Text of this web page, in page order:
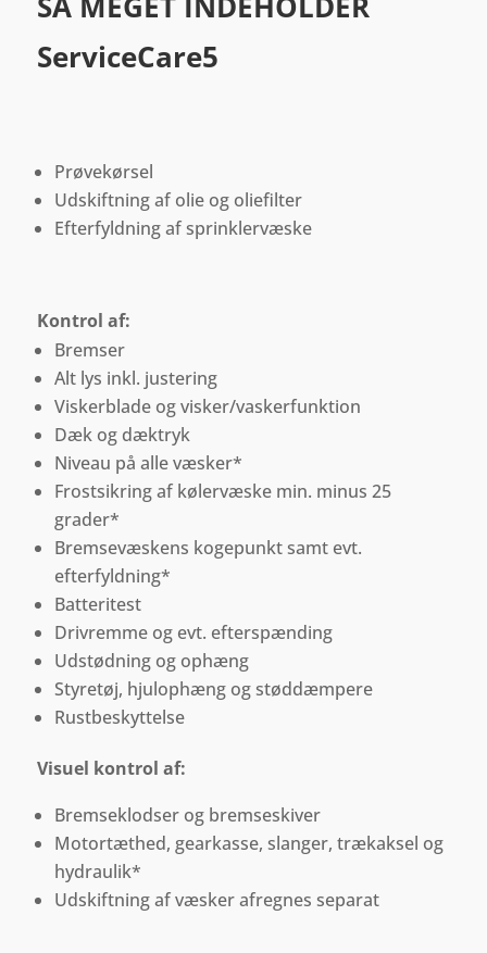
ServiceCare5
Prøvekørsel
Udskiftning af olie og oliefilter
Efterfyldning af sprinklervæske
Kontrol af:
Bremser
Alt lys inkl. justering
Viskerblade og visker/vaskerfunktion
Dæk og dæktryk
Niveau på alle væsker*
Frostsikring af kølervæske min. minus 25
grader*
Bremsevæskens kogepunkt samt evt.
efterfyldning*
Batteritest
Drivremme og evt. efterspænding
Udstødning og ophæng
Styretøj, hjulophæng og støddæmpere
Rustbeskyttelse
Visuel kontrol af:
Bremseklodser og bremseskiver
Motortæthed, gearkasse, slanger, trækaksel og
hydraulik*
Udskiftning af væsker afregnes separat